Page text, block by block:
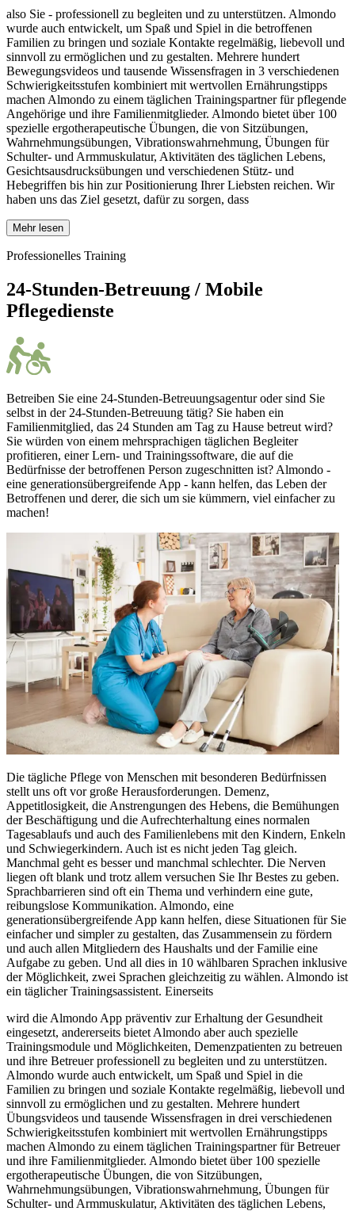
also Sie - professionell zu begleiten und zu unterstützen. Almondo
wurde auch entwickelt, um Spaß und Spiel in die betroffenen
Familien zu bringen und soziale Kontakte regelmäßig, liebevoll und
sinnvoll zu ermöglichen und zu gestalten. Mehrere hundert
Bewegungsvideos und tausende Wissensfragen in 3 verschiedenen
Schwierigkeitsstufen kombiniert mit wertvollen Ernährungstipps
machen Almondo zu einem täglichen Trainingspartner für pflegende
Angehörige und ihre Familienmitglieder. Almondo bietet über 100
spezielle ergotherapeutische Übungen, die von Sitzübungen,
Wahrnehmungsübungen, Vibrationswahrnehmung, Übungen für
Schulter- und Armmuskulatur, Aktivitäten des täglichen Lebens,
Gesichtsausdrucksübungen und verschiedenen Stütz- und
Hebegriffen bis hin zur Positionierung Ihrer Liebsten reichen. Wir
haben uns das Ziel gesetzt, dafür zu sorgen, dass
Mehr lesen
Professionelles Training
24-Stunden-Betreuung / Mobile
Pflegedienste
Betreiben Sie eine 24-Stunden-Betreuungsagentur oder sind Sie
selbst in der 24-Stunden-Betreuung tätig? Sie haben ein
Familienmitglied, das 24 Stunden am Tag zu Hause betreut wird?
Sie würden von einem mehrsprachigen täglichen Begleiter
profitieren, einer Lern- und Trainingssoftware, die auf die
Bedürfnisse der betroffenen Person zugeschnitten ist? Almondo -
eine generationsübergreifende App - kann helfen, das Leben der
Betroffenen und derer, die sich um sie kümmern, viel einfacher zu
machen!
Die tägliche Pflege von Menschen mit besonderen Bedürfnissen
stellt uns oft vor große Herausforderungen. Demenz,
Appetitlosigkeit, die Anstrengungen des Hebens, die Bemühungen
der Beschäftigung und die Aufrechterhaltung eines normalen
Tagesablaufs und auch des Familienlebens mit den Kindern, Enkeln
und Schwiegerkindern. Auch ist es nicht jeden Tag gleich.
Manchmal geht es besser und manchmal schlechter. Die Nerven
liegen oft blank und trotz allem versuchen Sie Ihr Bestes zu geben.
Sprachbarrieren sind oft ein Thema und verhindern eine gute,
reibungslose Kommunikation. Almondo, eine
generationsübergreifende App kann helfen, diese Situationen für Sie
einfacher und simpler zu gestalten, das Zusammensein zu fördern
und auch allen Mitgliedern des Haushalts und der Familie eine
Aufgabe zu geben. Und all dies in 10 wählbaren Sprachen inklusive
der Möglichkeit, zwei Sprachen gleichzeitig zu wählen. Almondo ist
ein täglicher Trainingsassistent. Einerseits
wird die Almondo App präventiv zur Erhaltung der Gesundheit
eingesetzt, andererseits bietet Almondo aber auch spezielle
Trainingsmodule und Möglichkeiten, Demenzpatienten zu betreuen
und ihre Betreuer professionell zu begleiten und zu unterstützen.
Almondo wurde auch entwickelt, um Spaß und Spiel in die
Familien zu bringen und soziale Kontakte regelmäßig, liebevoll und
sinnvoll zu ermöglichen und zu gestalten. Mehrere hundert
Übungsvideos und tausende Wissensfragen in drei verschiedenen
Schwierigkeitsstufen kombiniert mit wertvollen Ernährungstipps
machen Almondo zu einem täglichen Trainingspartner für Betreuer
und ihre Familienmitglieder. Almondo bietet über 100 spezielle
ergotherapeutische Übungen, die von Sitzübungen,
Wahrnehmungsübungen, Vibrationswahrnehmung, Übungen für
Schulter- und Armmuskulatur, Aktivitäten des täglichen Lebens,